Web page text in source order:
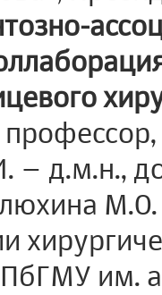
– д.м.н.,
им.